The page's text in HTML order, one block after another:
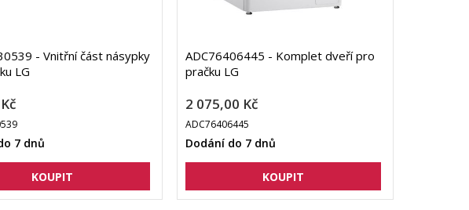
- Vnitřní část násypky
LG
7 dnů
ADC76406445 - Komplet dveří pro
pračku LG
2 075,00 Kč
ADC76406445
Dodání do 7 dnů